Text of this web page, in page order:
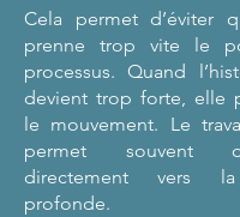
Cela permet d’éviter
prenne trop vite le
processus. Quand
devient trop forte, elle
le mouvement. Le
permet souvent
directement vers la
profonde.